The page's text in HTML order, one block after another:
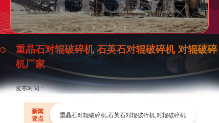
重晶石对辊破碎机 石英石对辊破碎机 对辊破碎
机厂家
发布时间：
新闻
要点
重晶石对辊破碎机,石英石对辊破碎机,对辊破碎机